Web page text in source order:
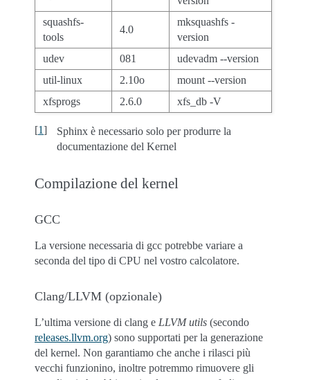
squashfs-
tools
4.0
mksquashfs -
version
udev
081
udevadm --version
util-linux
2.10o
mount --version
xfsprogs
2.6.0 xfs_db -V
[1]
Sphinx è necessario solo per produrre la
documentazione del Kernel
Compilazione del kernel
GCC
La versione necessaria di gcc potrebbe variare a
seconda del tipo di CPU nel vostro calcolatore.
Clang/LLVM (opzionale)
L’ultima versione di clang e LLVM utils (secondo
releases.llvm.org) sono supportati per la generazione
del kernel. Non garantiamo che anche i rilasci più
vecchi funzionino, inoltre potremmo rimuovere gli